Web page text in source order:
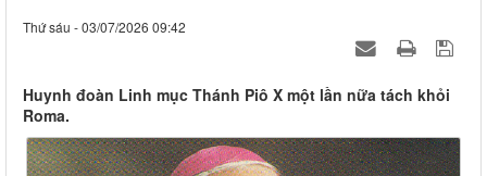
Thứ sáu - 03/07/2026 09:42
Huynh đoàn Linh mục Thánh Piô X một lần nữa tách khỏi
Roma.